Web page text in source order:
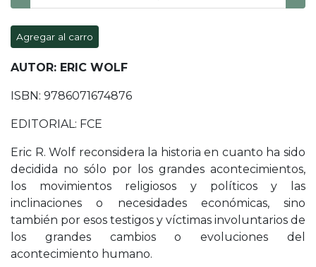
Agregar al carro
AUTOR: ERIC WOLF
ISBN: 9786071674876
EDITORIAL: FCE
Eric R. Wolf reconsidera la historia en cuanto ha sido
decidida no sólo por los grandes acontecimientos,
los movimientos religiosos y políticos y las
inclinaciones o necesidades económicas, sino
también por esos testigos y víctimas involuntarios de
los grandes cambios o evoluciones del
acontecimiento humano.